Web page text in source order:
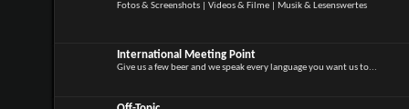
Fotos & Screenshots | Videos & Filme | Musik & Lesenswertes
International Meeting Point
Give us a few beer and we speak every language you want us to...